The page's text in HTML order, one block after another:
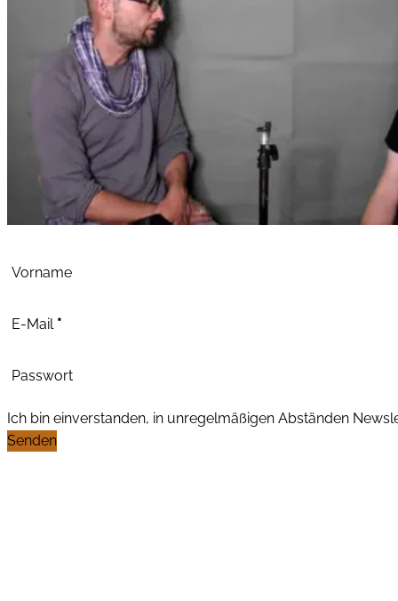
Vorname
E-Mail *
Passwort
Ich bin einverstanden, in unregelmäßigen Abständen
Senden